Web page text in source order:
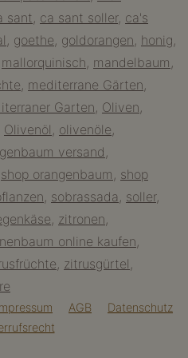
sant, ca sant soller, ca's
, goethe, goldorangen, honig,
mallorquinisch, mandelbaum ,
, mediterrane Gärten,
Garten, Oliven,
Olivenöl , olivenöle,
versand,
shop orangenbaum , shop
, sobrassada , soller,
, zitronen,
online kaufen,
, zitrusgürtel ,
Soller
–
AGB
Datenschutz